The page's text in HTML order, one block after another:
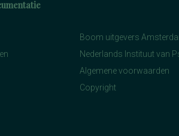
en
stress
en
wiskunde
Boom uitgevers
Nederlands Instituut van
Algemene voorwaarden
Copyright